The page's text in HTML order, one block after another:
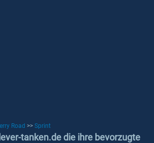
Road >> Sprint
tanken.de die ihre bevorzugte